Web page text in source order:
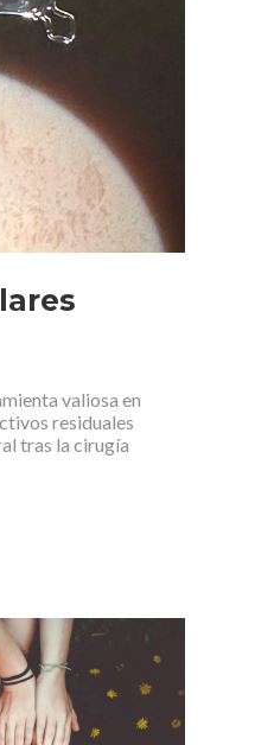
valiosa en
residuales
tras la cirugía